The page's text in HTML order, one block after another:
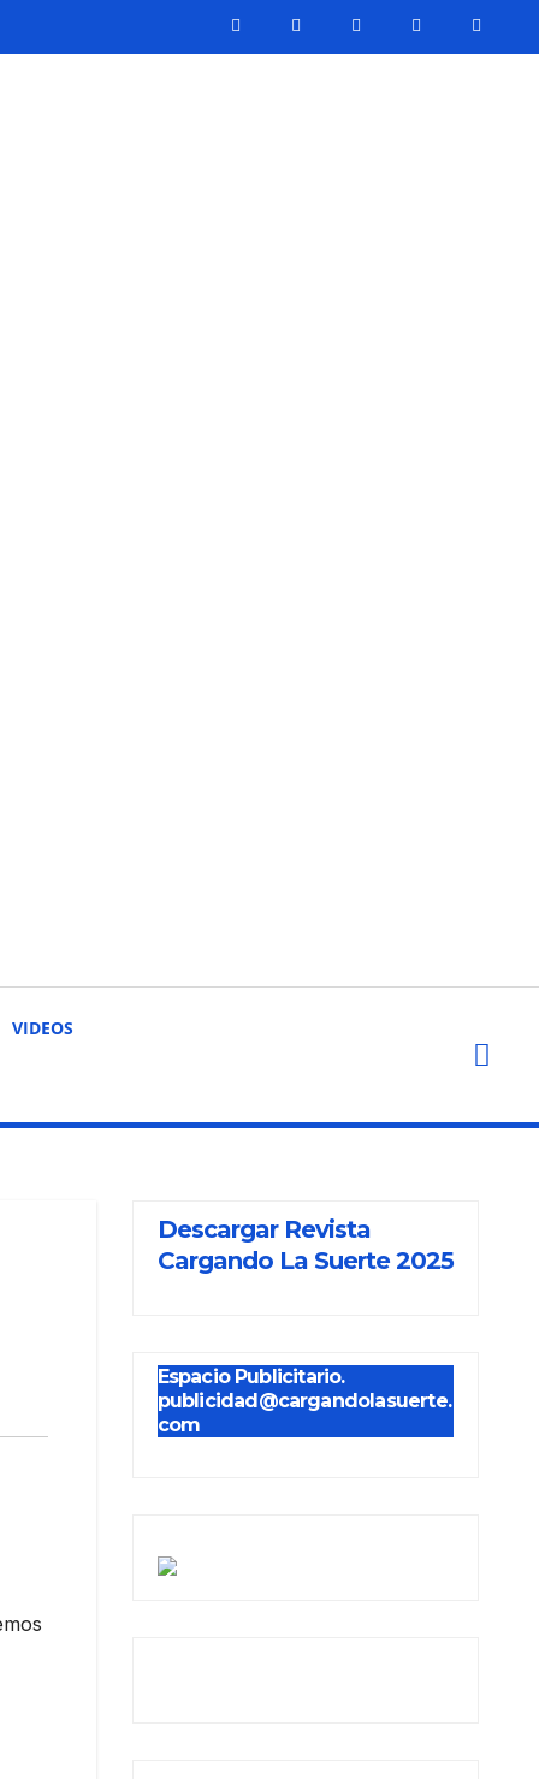
VIDEOS
Descargar Revista
Cargando La Suerte 2025
Espacio Publicitario.
publicidad@cargandolasuerte.
com